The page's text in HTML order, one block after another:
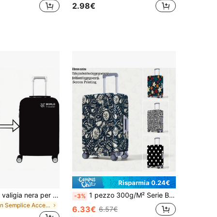
2.98€
1 pezzo Copri valigia nera per donna - Resistente ai graffi, anti-polvere, impermeabile, design facilmente identificabile, adatta per i viaggi aerei, realizzata in materiale non tessuto durevole
in Semplice Accessori e Forniture da Viaggio
Risparmia 0.24€
-3% 1 pezzo 300g/M² Serie Business Copertura Bagaglio con Stampa Motivo, Accessorio Bagaglio Rinforzato, Adatto per Viaggi d'Affari, Vacanze, Turismo, Registrazione Bagaglio, Stagione Ritorno a Scuola, Aggiungi Colore al Tuo Bagaglio. Adatto per Bagagli da 20-28 Pollici.
6.33€ 6.57€